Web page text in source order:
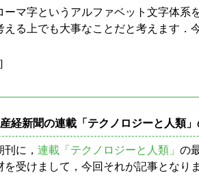
マ字というアルファベット文字体系
る上でも大事なことだと考えます
]
経新聞の連載「テクノロジーと人類」
に， 連載「テクノロジーと人類」 の
を受けまして，今回それが記事とな